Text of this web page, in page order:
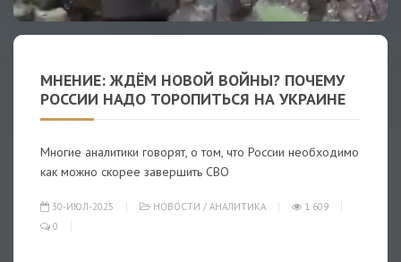
МНЕНИЕ: ЖДЁМ НОВОЙ ВОЙНЫ? ПОЧЕМУ
РОССИИ НАДО ТОРОПИТЬСЯ НА УКРАИНЕ
Многие аналитики говорят, о том, что России необходимо
как можно скорее завершить СВО
30-ИЮЛ-2025 НОВОСТИ / АНАЛИТИКА
1 609
0